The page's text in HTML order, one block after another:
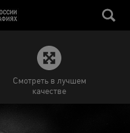
Смотреть в лучшем
качестве